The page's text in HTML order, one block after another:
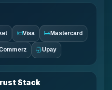
Visa Mastercard
Upay
Stack